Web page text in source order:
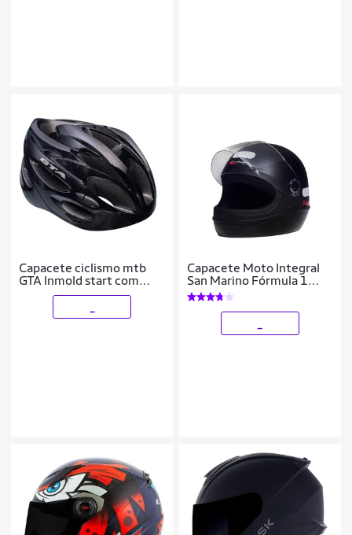
Capacete ciclismo mtb
GTA Inmold start com
sinalizador led
Capacete Moto Integral
San Marino Fórmula 1
Classic